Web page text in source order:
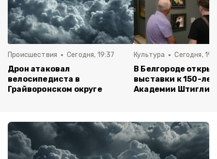
Происшествия Сегодня, 19:37
Дрон атаковал
велосипедиста в
Грайворонском округе
Культура Сегодня,
В Белгороде
выставки к 150-
Академии